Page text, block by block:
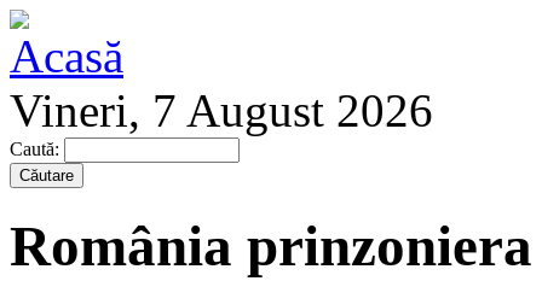
Vineri, 7 August 2026
Caută:
România